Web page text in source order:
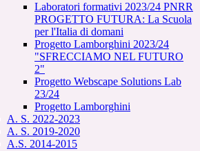
Laboratori formativi 2023/24 PNRR
PROGETTO FUTURA: La Scuola
per l'Italia di domani
Progetto Lamborghini 2023/24
"SFRECCIAMO NEL FUTURO
2"
Progetto Webscape Solutions Lab
23/24
Progetto Lamborghini
A. S. 2022-2023
A. S. 2019-2020
A.S. 2014-2015